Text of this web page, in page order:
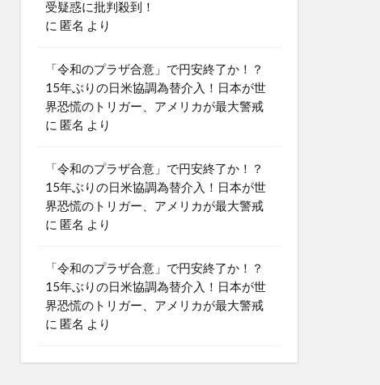
受疑惑に批判殺到！
に 匿名 より
「令和のプラザ合意」で円安終了か！？
15年ぶりの日米協調為替介入！日本が世
界恐慌のトリガー、アメリカが最大警戒
に 匿名 より
「令和のプラザ合意」で円安終了か！？
15年ぶりの日米協調為替介入！日本が世
界恐慌のトリガー、アメリカが最大警戒
に 匿名 より
「令和のプラザ合意」で円安終了か！？
15年ぶりの日米協調為替介入！日本が世
界恐慌のトリガー、アメリカが最大警戒
に 匿名 より